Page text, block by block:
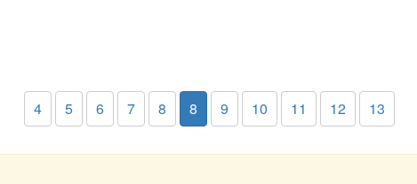
4 5 6 7 8 8 9 10 11 12 13